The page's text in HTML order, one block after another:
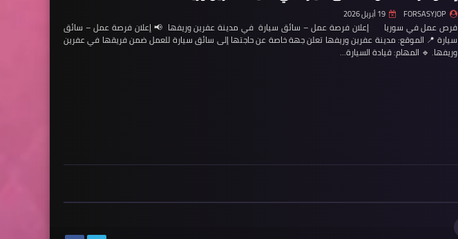
FORSASYJOP 19 أبريل 2026
فرص عمل في سوريا إعلان فرصة عمل – سائق سيارة في مدينة عفرين وريفها 📢 إعلان فرصة عمل – سائق
سيارة 📍 الموقع: مدينة عفرين وريفها تعلن جهة خاصة عن حاجتها إلى سائق سيارة للعمل ضمن فريقها في عفرين
وريفها. 🔹 المهام: قيادة السيارة…